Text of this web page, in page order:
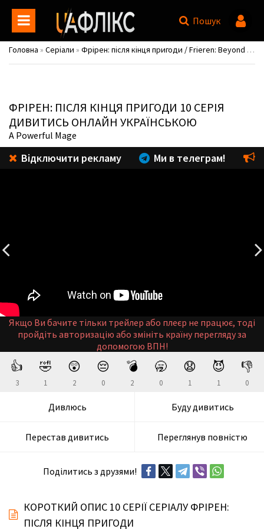
Пошук
Головна » Серіали » Фрірен: після кінця пригоди / Frieren: Beyond Journey's End
ФРІРЕН: ПІСЛЯ КІНЦЯ ПРИГОДИ 10 СЕРІЯ
ДИВИТИСЬ ОНЛАЙН УКРАЇНСЬКОЮ
A Powerful Mage
Відключити рекламу Ми в телеграм!
Якщо Ви бачите тільки трейлер або плеєр не працює, тоді
пройдіть авторизацію або змініть країну перегляду за
допомогою ВПН!
👍
3
🤣
1
😲
2
😔
0
💣
2
🥱
0
😧
1
😈
1
👎
0
Дивлюсь Буду дивитись
Перестав дивитись Переглянув повністю
Поділитись з друзями!
КОРОТКИЙ ОПИС 10 СЕРІЇ СЕРІАЛУ ФРІРЕН:
ПІСЛЯ КІНЦЯ ПРИГОДИ